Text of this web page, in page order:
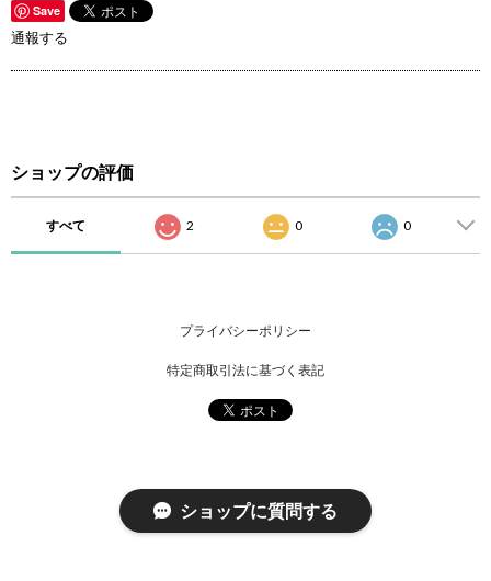
Save
通報する
ショップの評価
すべて 2 0 0
プライバシーポリシー
特定商取引法に基づく表記
ショップに質問する